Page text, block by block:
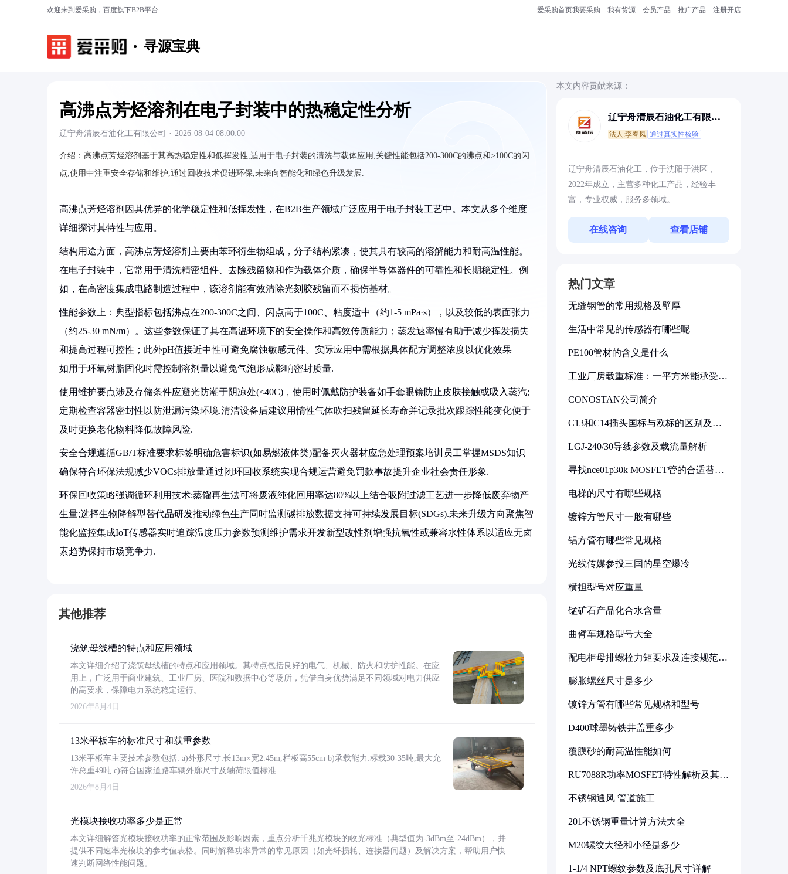
欢迎来到爱采购，百度旗下B2B平台 爱采购首页我要采购 我有货源 会员产品 推广产品 注册开店
寻源宝典
高沸点芳烃溶剂在电子封装中的热稳定性分析
辽宁舟清辰石油化工有限公司 · 2026-08-04 08:00:00
介绍： 高沸点芳烃溶剂基于其高热稳定性和低挥发性,适用于电子封装的清洗与载体应用,关键性能包括200-300C的沸点和>100C的闪
点;使用中注重安全存储和维护,通过回收技术促进环保,未来向智能化和绿色升级发展.
高沸点芳烃溶剂因其优异的化学稳定性和低挥发性，在B2B生产领域广泛应用于电子封装工艺中。本文从多个维度
详细探讨其特性与应用。
结构用途方面，高沸点芳烃溶剂主要由苯环衍生物组成，分子结构紧凑，使其具有较高的溶解能力和耐高温性能。
在电子封装中，它常用于清洗精密组件、去除残留物和作为载体介质，确保半导体器件的可靠性和长期稳定性。例
如，在高密度集成电路制造过程中，该溶剂能有效清除光刻胶残留而不损伤基材。
性能参数上：典型指标包括沸点在200-300C之间、闪点高于100C、粘度适中（约1-5 mPa·s），以及较低的表面张力
（约25-30 mN/m）。这些参数保证了其在高温环境下的安全操作和高效传质能力；蒸发速率慢有助于减少挥发损失
和提高过程可控性；此外pH值接近中性可避免腐蚀敏感元件。实际应用中需根据具体配方调整浓度以优化效果——
如用于环氧树脂固化时需控制溶剂量以避免气泡形成影响密封质量.
使用维护要点涉及存储条件应避光防潮于阴凉处(<40C)，使用时佩戴防护装备如手套眼镜防止皮肤接触或吸入蒸汽;
定期检查容器密封性以防泄漏污染环境.清洁设备后建议用惰性气体吹扫残留延长寿命并记录批次跟踪性能变化便于
及时更换老化物料降低故障风险.
安全合规遵循GB/T标准要求标签明确危害标识(如易燃液体类)配备灭火器材应急处理预案培训员工掌握MSDS知识
确保符合环保法规减少VOCs排放量通过闭环回收系统实现合规运营避免罚款事故提升企业社会责任形象.
环保回收策略强调循环利用技术:蒸馏再生法可将废液纯化回用率达80%以上结合吸附过滤工艺进一步降低废弃物产
生量;选择生物降解型替代品研发推动绿色生产同时监测碳排放数据支持可持续发展目标(SDGs).未来升级方向聚焦智
能化监控集成IoT传感器实时追踪温度压力参数预测维护需求开发新型改性剂增强抗氧性或兼容水性体系以适应无卤
素趋势保持市场竞争力.
其他推荐
浇筑母线槽的特点和应用领域
本文详细介绍了浇筑母线槽的特点和应用领域。其特点包括良好的电气、机械、防火和防护性能。在应
用上，广泛用于商业建筑、工业厂房、医院和数据中心等场所，凭借自身优势满足不同领域对电力供应
的高要求，保障电力系统稳定运行。
2026年8月4日
13米平板车的标准尺寸和载重参数
13米平板车主要技术参数包括: a)外形尺寸:长13m×宽2.45m,栏板高55cm b)承载能力:标载30-35吨,最大允
许总重49吨 c)符合国家道路车辆外廓尺寸及轴荷限值标准
2026年8月4日
光模块接收功率多少是正常
本文详细解答光模块接收功率的正常范围及影响因素，重点分析千兆光模块的收光标准（典型值为-3dBm至-24dBm），并
提供不同速率光模块的参考值表格。同时解释功率异常的常见原因（如光纤损耗、连接器问题）及解决方案，帮助用户快
速判断网络性能问题。
本文内容贡献来源：
辽宁舟清辰石油化工有限公
法人:李春凤 通过真实性核验
辽宁舟清辰石油化工，位于沈阳于洪区，
2022年成立，主营多种化工产品，经验丰
富，专业权威，服务多领域。
在线咨询 查看店铺
热门文章
无缝钢管的常用规格及壁厚
生活中常见的传感器有哪些呢
PE100管材的含义是什么
工业厂房载重标准：一平方米能承受多
CONOSTAN公司简介
C13和C14插头国标与欧标的区别及其
LGJ-240/30导线参数及载流量解析
寻找nce01p30k MOSFET管的合适替代
电梯的尺寸有哪些规格
镀锌方管尺寸一般有哪些
铝方管有哪些常见规格
光线传媒参投三国的星空爆冷
横担型号对应重量
锰矿石产品化合水含量
曲臂车规格型号大全
配电柜母排螺栓力矩要求及连接规范详
膨胀螺丝尺寸是多少
镀锌方管有哪些常见规格和型号
D400球墨铸铁井盖重多少
覆膜砂的耐高温性能如何
RU7088R功率MOSFET特性解析及其在
不锈钢通风 管道施工
201不锈钢重量计算方法大全
M20螺纹大径和小径是多少
1-1/4 NPT螺纹参数及底孔尺寸详解